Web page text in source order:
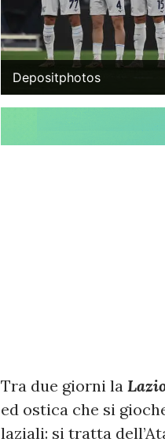
Depositphotos
Tra due giorni la
ed ostica che si
laziali: si tratta